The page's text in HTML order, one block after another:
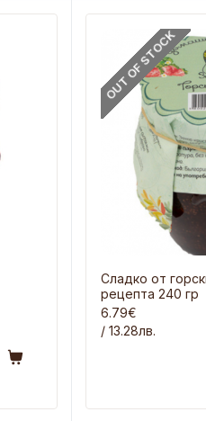
OUT OF STOCK
Сладко от
рецепта 240 гр
6.79€
/ 13.28лв.